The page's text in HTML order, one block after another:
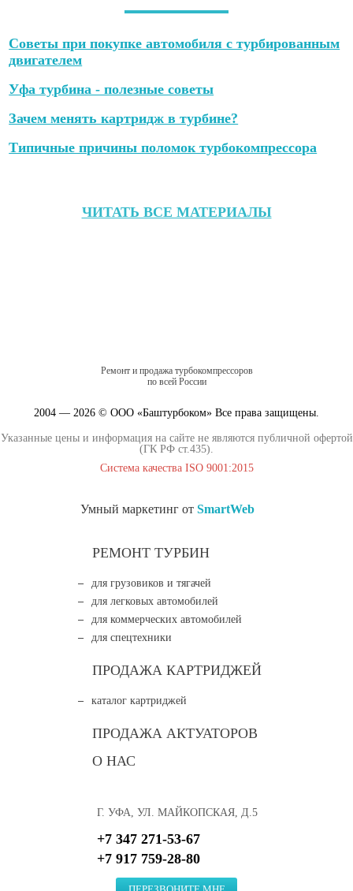
Советы при покупке автомобиля с турбированным
двигателем
Уфа турбина - полезные советы
Зачем менять картридж в турбине?
Типичные причины поломок турбокомпрессора
ЧИТАТЬ ВСЕ МАТЕРИАЛЫ
Ремонт и продажа турбокомпрессоров
по всей России
2004 — 2026 © ООО «Баштурбоком» Все права защищены.
Указанные цены и информация на сайте не являются публичной офертой
(ГК РФ ст.435).
Система качества ISO 9001:2015
Умный маркетинг от SmartWeb
РЕМОНТ ТУРБИН
для грузовиков и тягачей
для легковых автомобилей
для коммерческих автомобилей
для спецтехники
ПРОДАЖА КАРТРИДЖЕЙ
каталог картриджей
ПРОДАЖА АКТУАТОРОВ
О НАС
Г. УФА, УЛ. МАЙКОПСКАЯ, Д.5
+7 347 271-53-67
+7 917 759-28-80